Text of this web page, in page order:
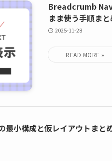
Breadcrumb
まま使う手順まと
2025-11-28
小構成と仮レイアウトまと